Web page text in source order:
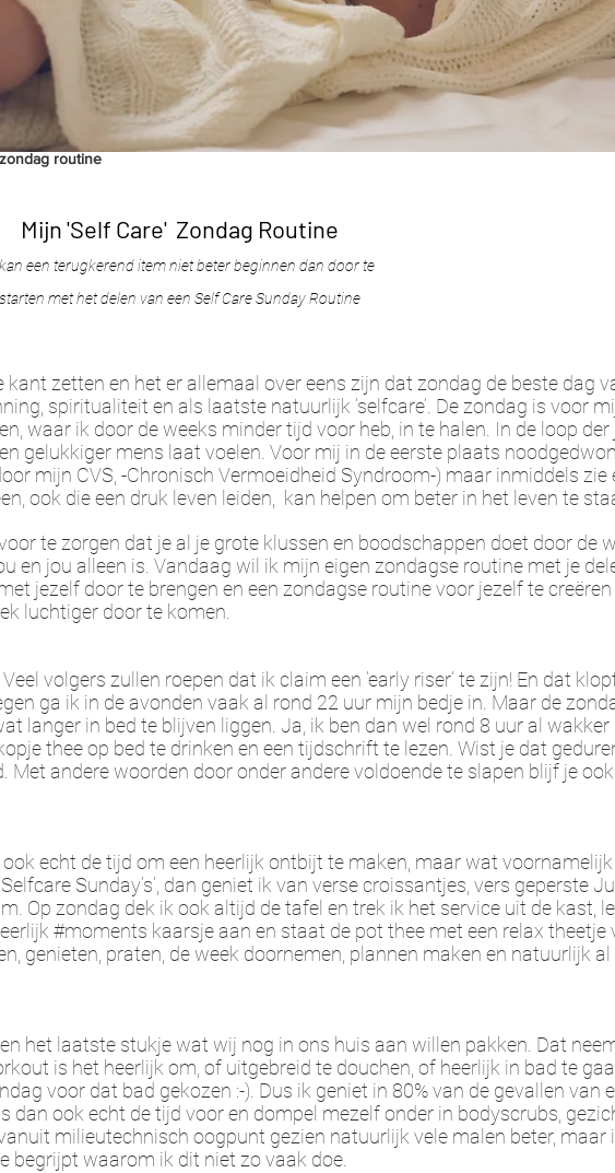
routine
Mijn 'Self Care' Zondag Routine
een terugkerend item niet beter beginnen dan door te
starten met het delen van een Self Care Sunday Routine
zetten en het er allemaal over eens zijn dat zondag de beste dag
spiritualiteit en als laatste natuurlijk ‘selfcare’. De zondag is voor
waar ik door de weeks minder tijd voor heb, in te halen. In de loop der
gelukkiger mens laat voelen. Voor mij in de eerste plaats
mijn CVS, -Chronisch Vermoeidheid Syndroom-) maar inmiddels zie
ook die een druk leven leiden, kan helpen om beter in het leven te
te zorgen dat je al je grote klussen en boodschappen doet door de
en jou alleen is. Vandaag wil ik mijn eigen zondagse routine met je
jezelf door te brengen en een zondagse routine voor jezelf te creëren
luchtiger door te komen.
volgers zullen roepen dat ik claim een ‘early riser’ te zijn! En dat
ga ik in de avonden vaak al rond 22 uur mijn bedje in. Maar de
langer in bed te blijven liggen. Ja, ik ben dan wel rond 8 uur al
thee op bed te drinken en een tijdschrift te lezen. Wist je dat
Met andere woorden door onder andere voldoende te slapen blijf je
echt de tijd om een heerlijk ontbijt te maken, maar wat
Sunday’s’, dan geniet ik van verse croissantjes, vers geperste
Op zondag dek ik ook altijd de tafel en trek ik het service uit de kast,
#moments kaarsje aan en staat de pot thee met een relax theetje
genieten, praten, de week doornemen, plannen maken en natuurlijk al
het laatste stukje wat wij nog in ons huis aan willen pakken. Dat
is het heerlijk om, of uitgebreid te douchen, of heerlijk in bad te
voor dat bad gekozen :-). Dus ik geniet in 80% van de gevallen van
dan ook echt de tijd voor en dompel mezelf onder in bodyscrubs,
milieutechnisch oogpunt gezien natuurlijk vele malen beter, maar
begrijpt waarom ik dit niet zo vaak doe.